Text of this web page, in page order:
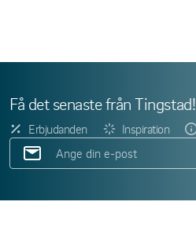
Få det senaste från Tingstad!
Erbjudanden Inspiration